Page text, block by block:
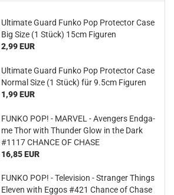
Ul­ti­ma­te Guard Funko Pop Pro­tec­tor Case
Big Size (1 Stück) 15cm Fi­gu­ren
2,99 EUR
Ul­ti­ma­te Guard Funko Pop Pro­tec­tor Case
Nor­mal Size (1 Stück) für 9.5cm Fi­gu­ren
1,99 EUR
FUNKO POP! - MAR­VEL - Aven­gers End­ga­
me Thor with Thun­der Glow in the Dark
#1117 CHAN­CE OF CHASE
16,85 EUR
FUNKO POP! - Te­le­vi­si­on - Stran­ger Things
Ele­ven with Eggos #421 Chan­ce of Chase